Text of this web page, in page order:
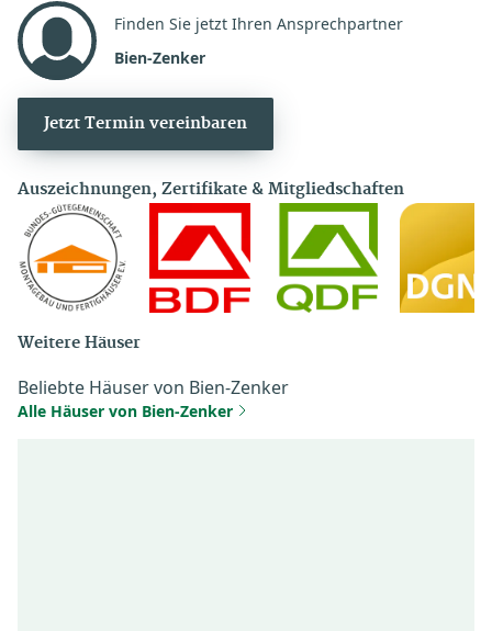
Finden Sie jetzt Ihren Ansprechpartner
Bien-Zenker
Jetzt Termin vereinbaren
Auszeichnungen, Zertifikate & Mitgliedschaften
Weitere Häuser
Beliebte Häuser von Bien-Zenker
Alle Häuser von Bien-Zenker